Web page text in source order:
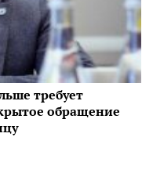
требует
обращение